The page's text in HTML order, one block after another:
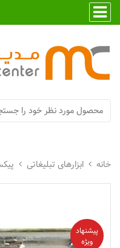
ابزارهای تبلیغاتی
پیشنهاد
ویژه